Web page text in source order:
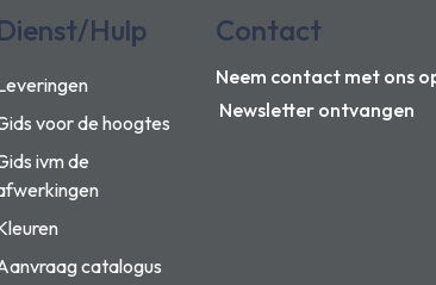
Hulp
voor de hoogtes
ivm de
catalogus
Contact
Neem contact met ons
Newsletter ontvangen